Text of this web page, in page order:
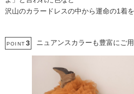
沢山のカラードレスの中から運命の1着
POINT 3 ニュアンスカラーも豊富にご用